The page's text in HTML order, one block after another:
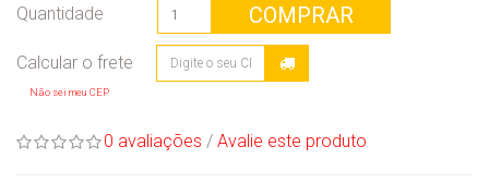
Quantidade COMPRAR
Não sei meu CEP
0 avaliações / Avalie este produto